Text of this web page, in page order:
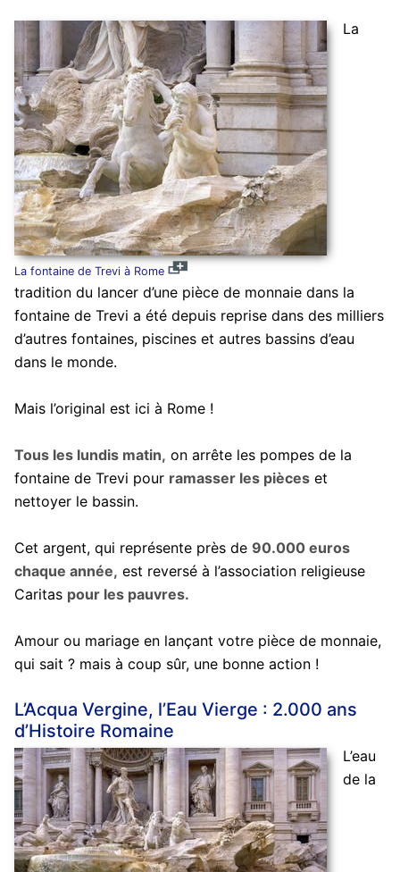
La fontaine de Trevi à Rome
La
tradition du lancer d’une pièce de monnaie dans la
fontaine de Trevi a été depuis reprise dans des milliers
d’autres fontaines, piscines et autres bassins d’eau
dans le monde.
Mais l’original est ici à Rome !
Tous les lundis matin, on arrête les pompes de la
fontaine de Trevi pour ramasser les pièceset
nettoyer le bassin.
Cet argent, qui représente près de 90.000 euros
chaque année, est reversé à l’association religieuse
Caritas pour les pauvres.
Amour ou mariage en lançant votre pièce de monnaie,
qui sait ? mais à coup sûr, une bonne action !
L’Acqua Vergine, l’Eau Vierge : 2.000 ans
d’Histoire Romaine
L’eau
de la